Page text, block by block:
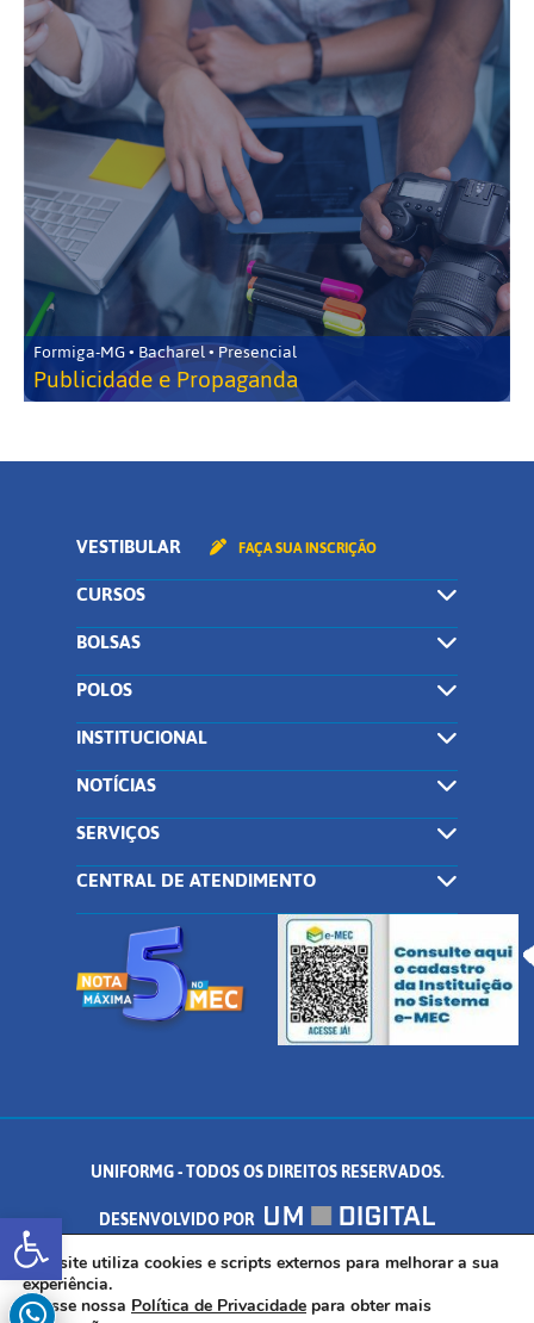
Abrir a barra de ferramentas
Formiga-MG • Bacharel • Presencial
Publicidade e Propaganda
VESTIBULAR FAÇA SUA INSCRIÇÃO
CURSOS
BOLSAS
POLOS
INSTITUCIONAL
NOTÍCIAS
SERVIÇOS
CENTRAL DE ATENDIMENTO
UNIFORMG - TODOS OS DIREITOS RESERVADOS.
DESENVOLVIDO POR
AV. DR. ARNALDO DE SENNA, 328 - PALMEIRAS, FORMIGA/MG - CEP:
35.574.530
Este site utiliza cookies e scripts externos para melhorar a sua
experiência.
Acesse nossa Política de Privacidade para obter mais